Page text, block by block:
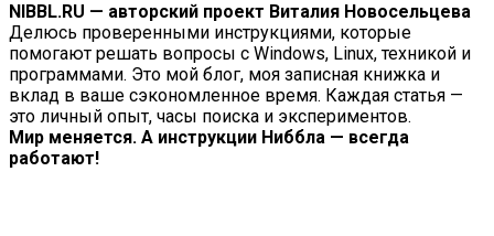
NIBBL.RU — авторский проект Виталия Новосельцева
Делюсь проверенными инструкциями, которые
помогают решать вопросы с Windows, Linux, техникой и
программами. Это мой блог, моя записная книжка и
вклад в ваше сэкономленное время. Каждая статья —
это личный опыт, часы поиска и экспериментов.
Мир меняется. А инструкции Ниббла — всегда
работают!